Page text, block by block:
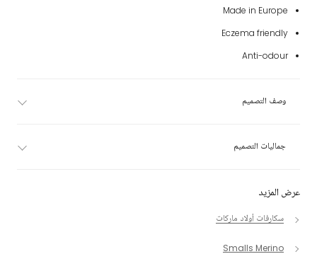
عرض المزيد
سكارفات أولاد ماركات
Smalls Merino
Made in Europe
Eczema friendly
Anti-odour
وصف التصميم
جماليات التصميم